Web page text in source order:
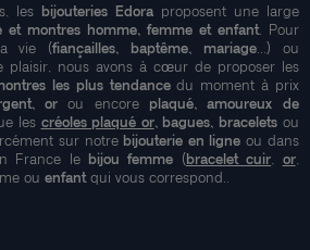
les bijouteries Edoraproposent une large
et montres homme, femme et enfant. Pour
vie (fiançailles, baptême, mariage...) ou
plaisir, nous avons à cœur de proposer les
les plus tendancedu moment à prix
orou encore plaqué, amoureux de
les créoles plaqué or, bagues, braceletsou
sur notre bijouterie en ligne ou dans
France le bijou femme (bracelet cuir or,
ou enfantqui vous correspond..